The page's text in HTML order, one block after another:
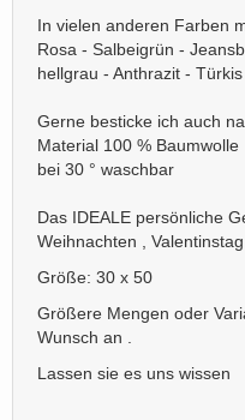
In vielen anderen Farben
Rosa - Salbeigrün -
hellgrau - Anthrazit -
Gerne besticke ich auch
Material 100 % Baumwolle
bei 30 ° waschbar
Das IDEALE persönliche
Weihnachten , Valentinstag
Größe: 30 x 50
Größere Mengen oder
Wunsch an .
Lassen sie es uns wissen